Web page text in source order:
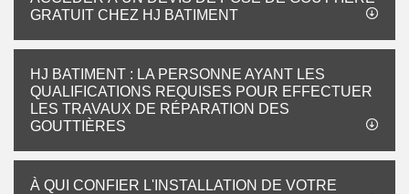
GRATUIT CHEZ HJ BATIMENT
HJ BATIMENT : LA PERSONNE AYANT LES
QUALIFICATIONS REQUISES POUR EFFECTUER
LES TRAVAUX DE RÉPARATION DES
GOUTTIÈRES
À QUI CONFIER L'INSTALLATION DE VOTRE